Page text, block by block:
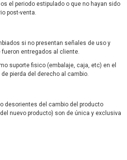
el periodo estipulado o que no hayan sido
post-venta.
si no presentan señales de uso y
entregados al cliente.
suporte fisico (embalaje, caja, etc) en el
pierda del derecho al cambio.
desorientes del cambio del producto
nuevo producto) son de única y exclusiva